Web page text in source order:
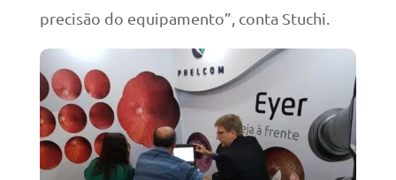
precisão do equipamento”, conta Stuchi.